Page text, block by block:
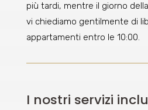
più tardi, mentre il giorno
vi chiediamo gentilmente di
appartamenti entro le 10:00.
I nostri servizi